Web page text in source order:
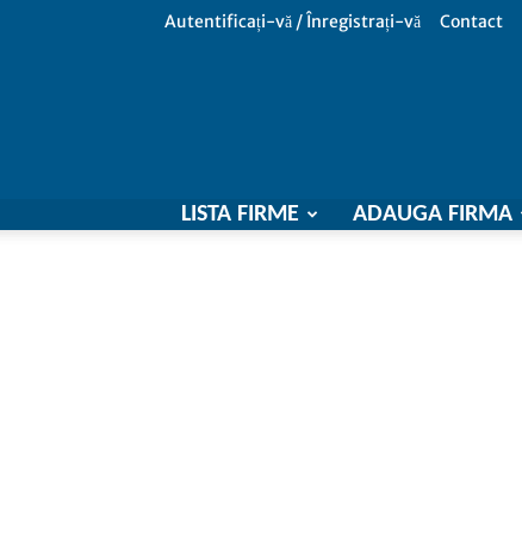
Autentificați-vă / Înregistrați-vă Contact
LISTA FIRME ADAUGA FIRMA